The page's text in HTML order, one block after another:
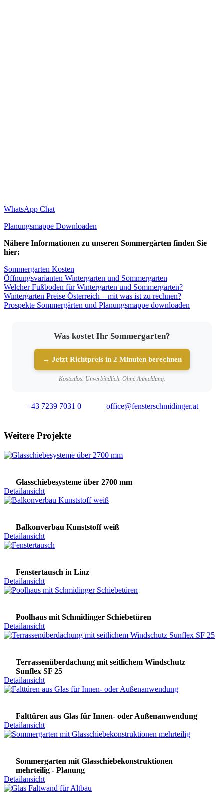
WhatsApp Chat
Planungsmappe Downloaden
Nähere Informationen zu unseren Sommergärten finden Sie
hier:
Sommergarten Kosten
Öffnungsvarianten Wintergarten und Sommergarten
Welcher Fußboden für Wintergarten und Sommergarten?
Wintergarten Preise Österreich – mit was ist zu rechnen?
Prospekte Sommergärten und Planungsmappe downloaden
Was kostet Ihr Sommergarten?
→ Jetzt Richtpreis in 2 Minuten berechnen
Kostenlos. Unverbindlich. Ohne Anmeldung.
+43 7239 7031 0 office@fensterschmidinger.at
Weitere Projekte
Glasschiebesysteme über 2700 mm
Detailansicht
Balkonverbau Kunststoff weiß
Detailansicht
Fenstertausch in Linz
Detailansicht
Poolhaus mit Schmidinger Schiebetüren
Detailansicht
Terrassenüberdachung mit seitlichem Windschutz
Sunflex SF 25
Detailansicht
Falttüren aus Glas für Innen- oder Außenanwendung
Detailansicht
Sommergarten mit Glasschiebekonstruktionen
mehrteilig - Planung
Detailansicht